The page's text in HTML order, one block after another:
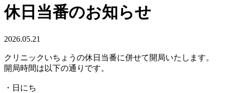
休日当番のお知らせ
2026.05.21
クリニックいちょうの休日当番に併せて開局いたします。
開局時間は以下の通りです。
・日にち